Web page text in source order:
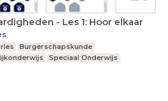
- Les 1: Hoor elkaar
Burgerschapskunde
Speciaal Onderwijs